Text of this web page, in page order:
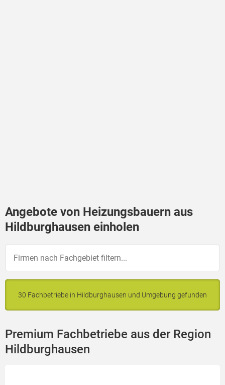
Angebote von Heizungsbauern aus
Hildburghausen einholen
30 Fachbetriebe in Hildburghausen und Umgebung gefunden
Premium Fachbetriebe aus der Region
Hildburghausen